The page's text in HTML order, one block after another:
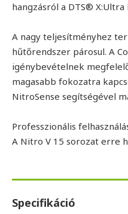
hangzásról a DTS®
A nagy teljesítményhez
hűtőrendszer párosul. A
igénybevételnek
magasabb fokozatra
NitroSense segítségével
Professzionális
A Nitro V 15 sorozat erre
Specifikáció